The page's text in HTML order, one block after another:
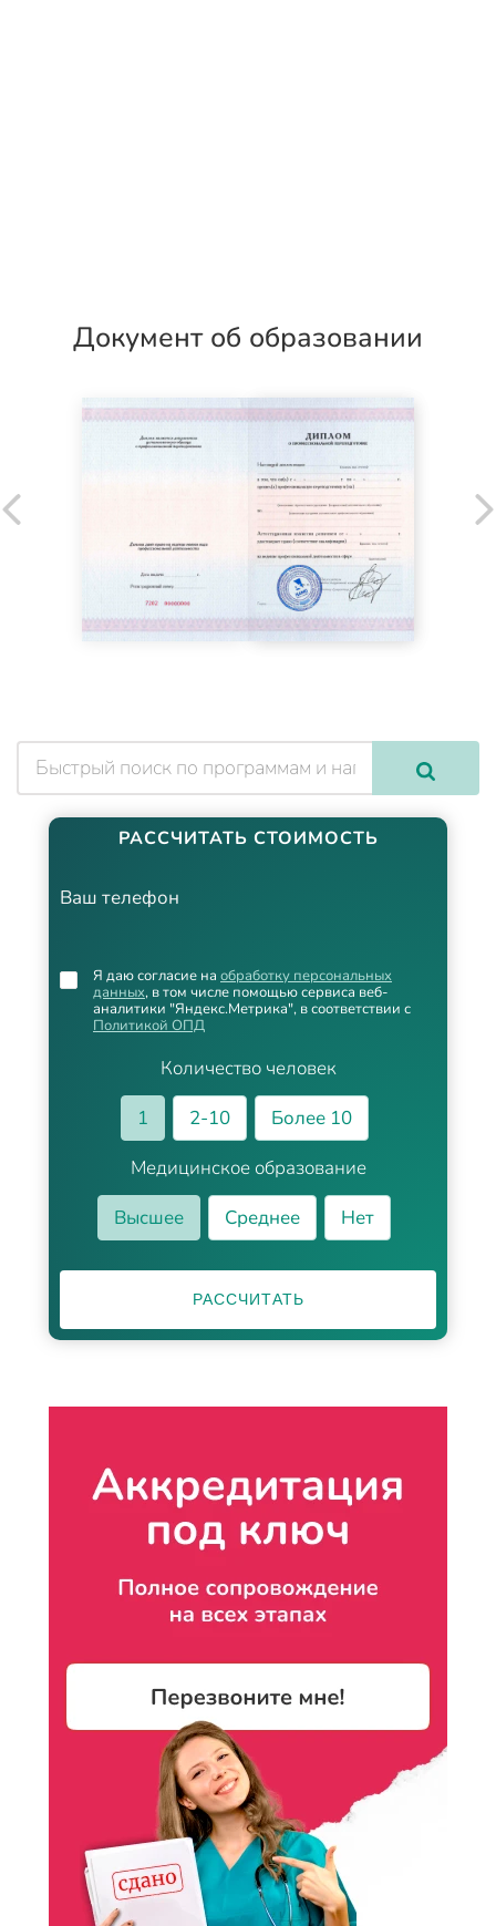
Документ об образовании
РАССЧИТАТЬ СТОИМОСТЬ
Ваш телефон
Количество человек
1
2-10
Более 10
Медицинское образование
Высшее
Среднее Нет
Я даю согласие на обработку персональных
данных, в том числе помощью сервиса веб-
аналитики "Яндекс.Метрика", в соответствии с
Политикой ОПД
РАССЧИТАТЬ